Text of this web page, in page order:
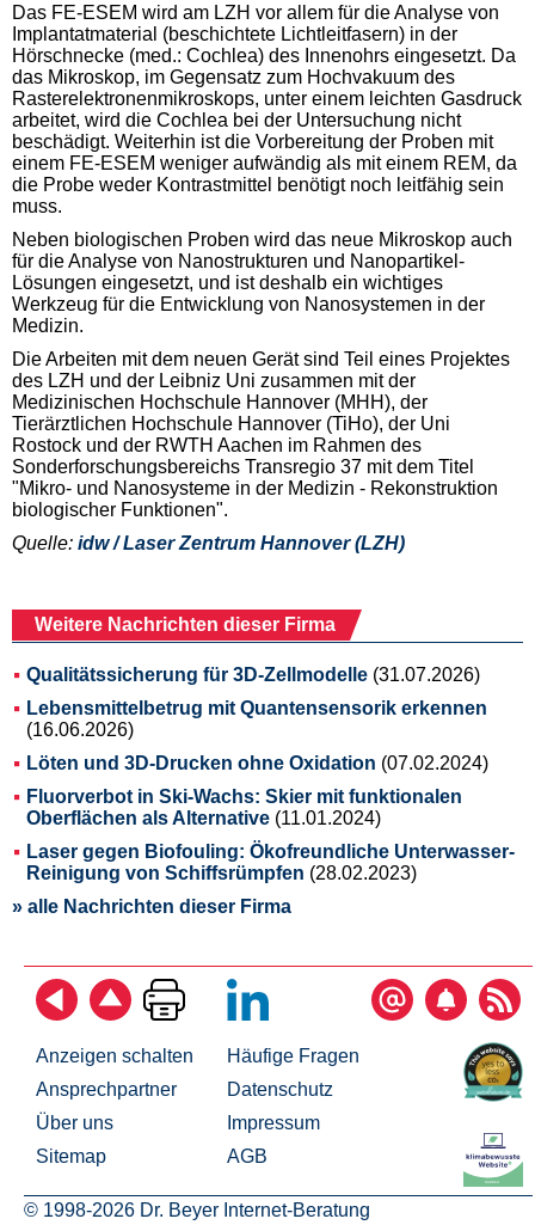
Das FE-ESEM wird am LZH vor allem für die Analyse von
Implantatmaterial (beschichtete Lichtleitfasern) in der
Hörschnecke (med.: Cochlea) des Innenohrs eingesetzt. Da
das Mikroskop, im Gegensatz zum Hochvakuum des
Rasterelektronenmikroskops, unter einem leichten Gasdruck
arbeitet, wird die Cochlea bei der Untersuchung nicht
beschädigt. Weiterhin ist die Vorbereitung der Proben mit
einem FE-ESEM weniger aufwändig als mit einem REM, da
die Probe weder Kontrastmittel benötigt noch leitfähig sein
muss.
Neben biologischen Proben wird das neue Mikroskop auch
für die Analyse von Nanostrukturen und Nanopartikel-
Lösungen eingesetzt, und ist deshalb ein wichtiges
Werkzeug für die Entwicklung von Nanosystemen in der
Medizin.
Die Arbeiten mit dem neuen Gerät sind Teil eines Projektes
des LZH und der Leibniz Uni zusammen mit der
Medizinischen Hochschule Hannover (MHH), der
Tierärztlichen Hochschule Hannover (TiHo), der Uni
Rostock und der RWTH Aachen im Rahmen des
Sonderforschungsbereichs Transregio 37 mit dem Titel
"Mikro- und Nanosysteme in der Medizin - Rekonstruktion
biologischer Funktionen".
Quelle: idw / Laser Zentrum Hannover (LZH)
Weitere Nachrichten dieser Firma
Qualitätssicherung für 3D-Zellmodelle (31.07.2026)
Lebensmittelbetrug mit Quantensensorik erkennen
(16.06.2026)
Löten und 3D-Drucken ohne Oxidation (07.02.2024)
Fluorverbot in Ski-Wachs: Skier mit funktionalen
Oberflächen als Alternative (11.01.2024)
Laser gegen Biofouling: Ökofreundliche Unterwasser-
Reinigung von Schiffsrümpfen (28.02.2023)
» alle Nachrichten dieser Firma
Anzeigen schalten
Ansprechpartner
Über uns
Sitemap
Häufige Fragen
Datenschutz
Impressum
AGB
© 1998-2026 Dr. Beyer Internet-Beratung